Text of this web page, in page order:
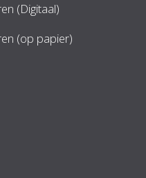
(Digitaal)
(op papier)